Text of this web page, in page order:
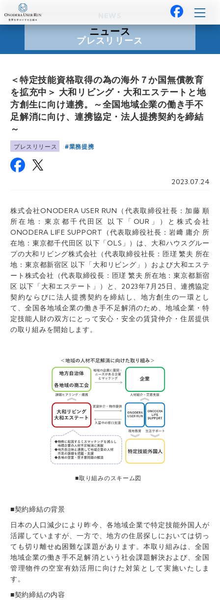
ニュース
プレスリリース
＜特定技能資格取得の為の海外７か国無償教育
を拡充中＞ 大和リビング・大和エステートと地
方創生に向け連携。～全国地域企業の働き手不
足解消に向け、連携協定・法人提携契約を締結
～
プレスリリース 業務提携
2023.07.24
株式会社ONODERA USER RUN（代表取締役社長：加藤 順
所在地：東京都千代田区 以下「OUR」）と株式会社
ONODERA LIFE SUPPORT（代表取締役社長：岩﨑 庸介 所
在地：東京都千代田区 以下「OLS」）は、大和ハウスグルー
プの大和リビング株式会社（代表取締役社長：匝瑳 繁夫 所在
地：東京都新宿区 以下「大和リビング」）および大和エステ
ート株式会社（代表取締役長：匝瑳 繁夫 所在地：東京都新宿
区 以下「大和エステート」）と、2023年7月25日、連携協定
契約ならびに法人提携契約を締結し、地方創生の一環とし
て、全国各地域企業の働き手不足解消のため、地域企業・特
定技能人財の双方にとって安心・安全の賃貸仲介・住居提供
の取り組みを開始します。
■取り組みのスキーム図
■契約締結の背景
日本の人口減少により昨今、各地域企業で特定技能外国人が
活躍していますが、一方で、地方の住居探しにおいては切っ
ても切り離せぬ困難な課題があります。本取り組みは、全国
地域企業の働き手不足解消という社会課題解決および、全国
管理物件の空室有効活用に向けた対策として実施いたしま
す。
■契約締結の内容